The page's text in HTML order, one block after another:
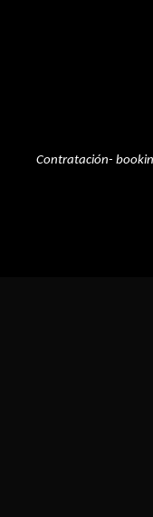
Contratación-